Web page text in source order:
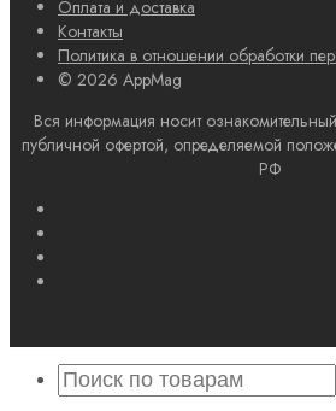
Оплата и доставка
Контакты
Политика в отношении обработки
© 2026 AppMag
Вся информация носит ознакомительный
публичной офертой, определяемой
РФ